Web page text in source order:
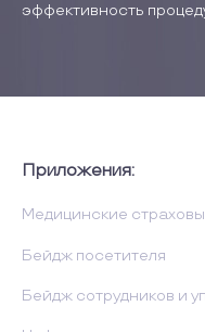
эффективность
Приложения:
Медицинские
Бейдж посетителя
Бейдж сотрудников и